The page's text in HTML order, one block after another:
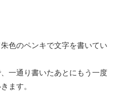
色のペンキで文字を書いてい
一通り書いたあとにもう一度
ます。